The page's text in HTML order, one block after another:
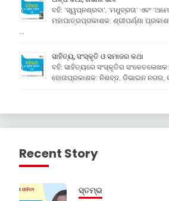
ବହି: ‘ସ୍ୱପ୍ନଶ୍ରବା’, ‘ମଧୁବ୍ରତା’ ଏବଂ
ମହାପାତ୍ରପ୍ରକାଶକ: ଶ୍ରୀପର୍ଣ୍ଣା
ସାହିତ୍ୟ, ସଂସ୍କୃତି ଓ ସମାଜର କଥା
ବହି: ସାହିତ୍ୟରେ ସଂସ୍କୃତିର
ହୋତାପ୍ରକାଶକ: ନିଶବ୍ଦ, ଡିଭାଇନ ନଗର,
Recent Story
ସ୍ତମ୍ଭ